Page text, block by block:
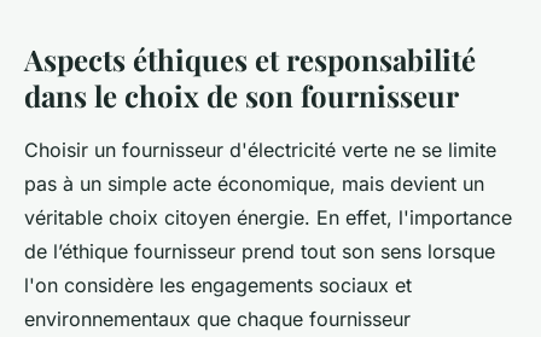
Aspects éthiques et responsabilité
dans le choix de son fournisseur
Choisir un fournisseur d'électricité verte ne se limite
pas à un simple acte économique, mais devient un
véritable choix citoyen énergie. En effet, l'importance
de l’éthique fournisseur prend tout son sens lorsque
l'on considère les engagements sociaux et
environnementaux que chaque fournisseur